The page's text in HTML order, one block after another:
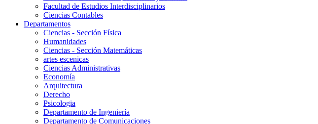
Facultad de Estudios Interdisciplinarios
Ciencias Contables
Departamentos
Ciencias - Sección Física
Humanidades
Ciencias - Sección Matemáticas
artes escenicas
Ciencias Administrativas
Economía
Arquitectura
Derecho
Psicologia
Departamento de Ingeniería
Departamento de Comunicaciones